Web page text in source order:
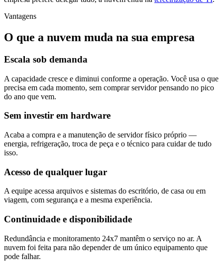
Vantagens
O que a nuvem muda na sua empresa
Escala sob demanda
A capacidade cresce e diminui conforme a operação. Você usa o que
precisa em cada momento, sem comprar servidor pensando no pico
do ano que vem.
Sem investir em hardware
Acaba a compra e a manutenção de servidor físico próprio —
energia, refrigeração, troca de peça e o técnico para cuidar de tudo
isso.
Acesso de qualquer lugar
A equipe acessa arquivos e sistemas do escritório, de casa ou em
viagem, com segurança e a mesma experiência.
Continuidade e disponibilidade
Redundância e monitoramento 24x7 mantêm o serviço no ar. A
nuvem foi feita para não depender de um único equipamento que
pode falhar.